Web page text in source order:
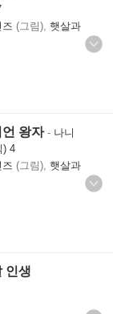
(그림), 햇살과
왕자- 나니
) 4
(그림), 햇살과
인생